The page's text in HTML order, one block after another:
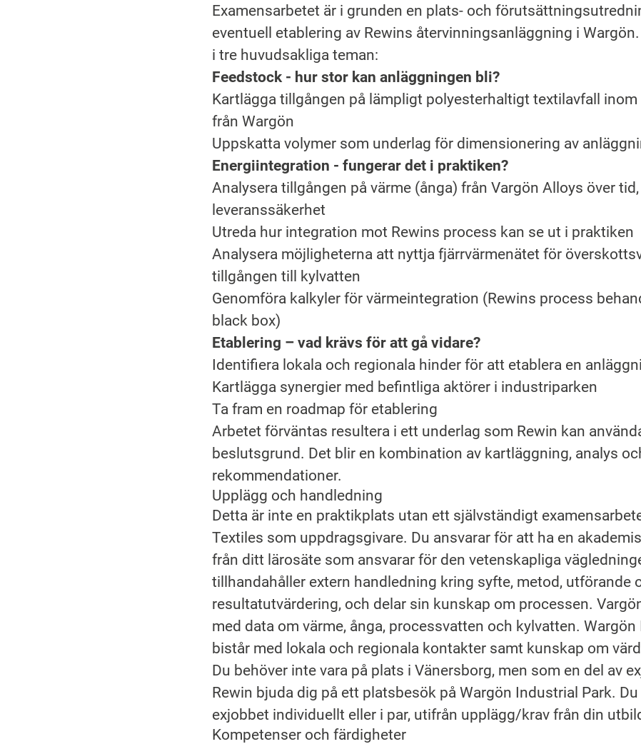
Examensarbetet är i grunden en plats- och
eventuell etablering av Rewins återvinningsanläggning i
i tre huvudsakliga teman:
Feedstock - hur stor kan anläggningen bli?
Kartlägga tillgången på lämpligt polyesterhaltigt textilavfall
från Wargön
Uppskatta volymer som underlag för dimensionering av
Energiintegration - fungerar det i praktiken?
Analysera tillgången på värme (ånga) från Vargön Alloys över
leveranssäkerhet
Utreda hur integration mot Rewins process kan se ut i praktiken
Analysera möjligheterna att nyttja fjärrvärmenätet för
tillgången till kylvatten
Genomföra kalkyler för värmeintegration (Rewins process
black box)
Etablering – vad krävs för att gå vidare?
Identifiera lokala och regionala hinder för att etablera en
Kartlägga synergier med befintliga aktörer i industriparken
Ta fram en roadmap för etablering
Arbetet förväntas resultera i ett underlag som Rewin kan
beslutsgrund. Det blir en kombination av kartläggning, analys
rekommendationer.
Upplägg och handledning
Detta är inte en praktikplats utan ett självständigt
Textiles som uppdragsgivare. Du ansvarar för att ha en
från ditt lärosäte som ansvarar för den vetenskapliga
tillhandahåller extern handledning kring syfte, metod, utförande
resultatutvärdering, och delar sin kunskap om processen.
med data om värme, ånga, processvatten och kylvatten.
bistår med lokala och regionala kontakter samt kunskap om
Du behöver inte vara på plats i Vänersborg, men som en del av
Rewin bjuda dig på ett platsbesök på Wargön Industrial Park.
exjobbet individuellt eller i par, utifrån upplägg/krav från din
Kompetenser och färdigheter